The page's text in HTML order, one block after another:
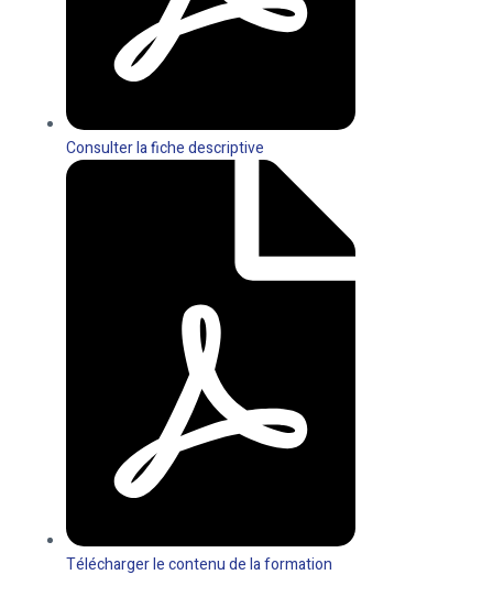
Consulter la fiche descriptive
Télécharger le contenu de la formation